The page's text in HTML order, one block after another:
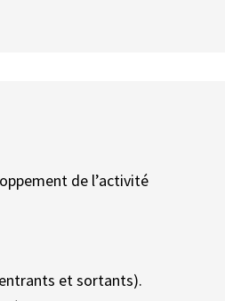
de l’activité
et sortants).